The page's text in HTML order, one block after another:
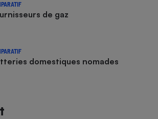
de gaz
domestiques nomades